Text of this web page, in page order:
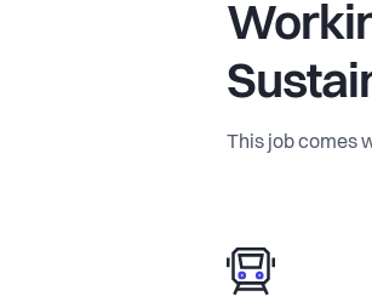
This job comes